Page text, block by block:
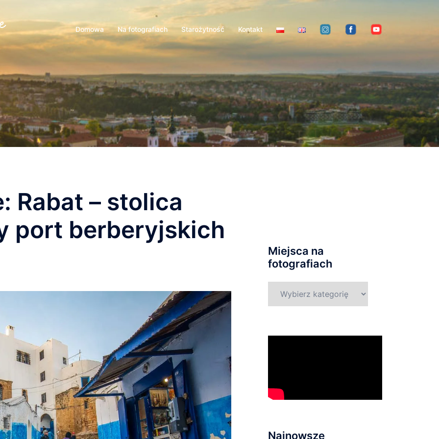
Domowa Na fotografiach Starożytność Kontakt
Rabat – stolica
port berberyjskich
Miejsca na
fotografiach
Najnowsze